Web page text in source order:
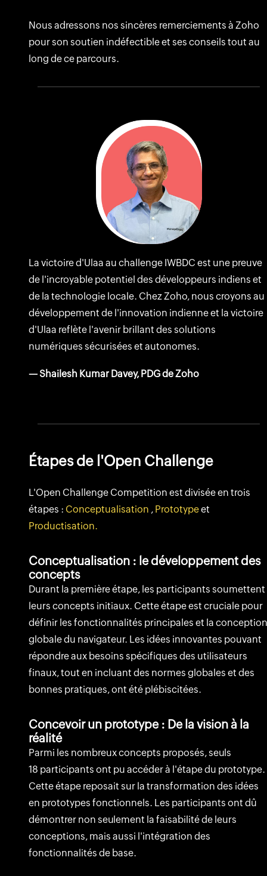
Nous adressons nos sincères remerciements à Zoho
pour son soutien indéfectible et ses conseils tout au
long de ce parcours.
La victoire d'Ulaa au challenge IWBDC est une preuve
de l'incroyable potentiel des développeurs indiens et
de la technologie locale. Chez Zoho, nous croyons au
développement de l'innovation indienne et la victoire
d'Ulaa reflète l'avenir brillant des solutions
numériques sécurisées et autonomes.
— Shailesh Kumar Davey, PDG de Zoho
Étapes de l'Open Challenge
L'Open Challenge Competition est divisée en trois
étapes : Conceptualisation , Prototypeet
Productisation.
Conceptualisation : le développement des
concepts
Durant la première étape, les participants soumettent
leurs concepts initiaux. Cette étape est cruciale pour
définir les fonctionnalités principales et la conception
globale du navigateur. Les idées innovantes pouvant
répondre aux besoins spécifiques des utilisateurs
finaux, tout en incluant des normes globales et des
bonnes pratiques, ont été plébiscitées.
Concevoir un prototype : De la vision à la
réalité
Parmi les nombreux concepts proposés, seuls
18 participants ont pu accéder à l'étape du prototype.
Cette étape reposait sur la transformation des idées
en prototypes fonctionnels. Les participants ont dû
démontrer non seulement la faisabilité de leurs
conceptions, mais aussi l'intégration des
fonctionnalités de base.